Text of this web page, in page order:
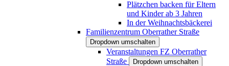
Plätzchen backen für Eltern
und Kinder ab 3 Jahren
In der Weihnachtsbäckerei
Familienzentrum Oberrather Straße
Dropdown umschalten
Veranstaltungen FZ Oberrather
Straße
Dropdown umschalten